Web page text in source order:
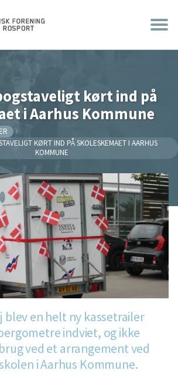
kørt ind på
i Aarhus Kommune
KØRT IND PÅ SKOLESKEMAET I AARHUS
KOMMUNE
blev en helt ny kassetrailer
indviet, og ikke
ved et arrangement ved
i Aarhus Kommune.